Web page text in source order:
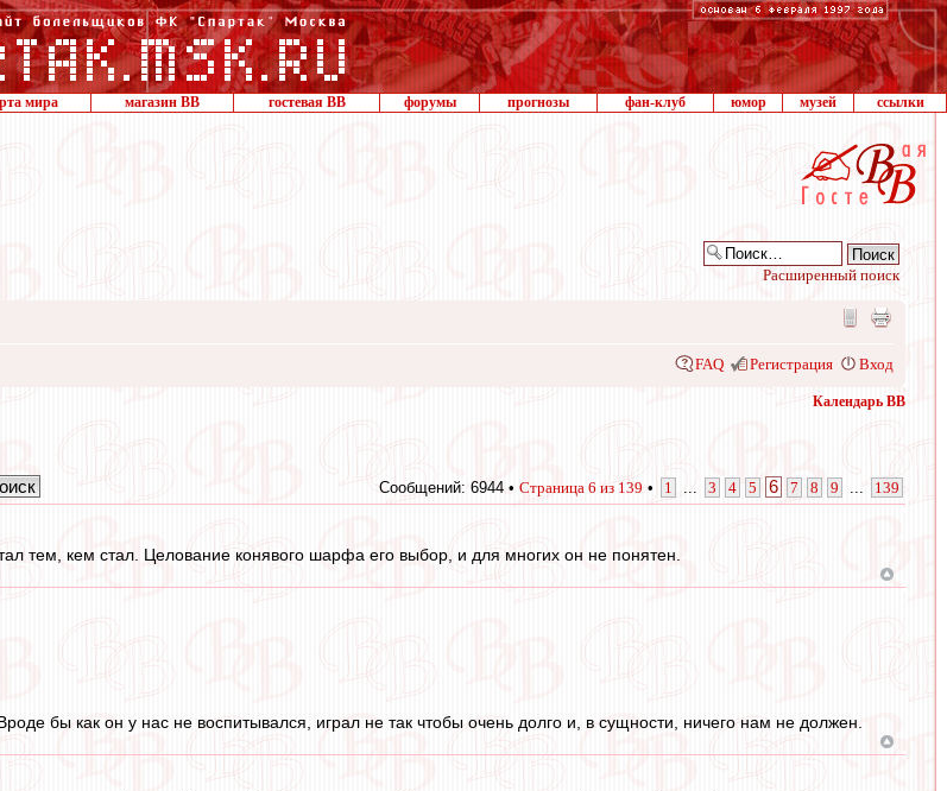
мира магазин ВВ гостевая ВВ форумы прогнозы фан-клуб юмор музей ссылки
Расширенный поиск
FAQ Регистрация Вход
Календарь ВВ
Сообщений: 6944 • Страница 6 из 139 • 1 3 4 5 6 7 8 9 139
тем, кем стал. Целование конявого шарфа его выбор, и для многих он не понятен.
бы как он у нас не воспитывался, играл не так чтобы очень долго и, в сущности, ничего нам не должен.